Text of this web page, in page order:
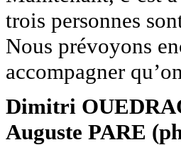
trois personnes
Nous prévoyons
accompagner
Dimitri
Auguste PARE